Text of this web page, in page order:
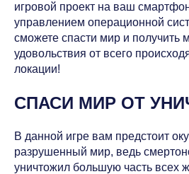
игровой проект на ваш
управлением операционной
сможете спасти мир и получить
удовольствия от всего
локации!
СПАСИ МИР ОТ
В данной игре вам предстоит
разрушенный мир, ведь
уничтожил большую часть всех